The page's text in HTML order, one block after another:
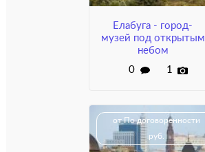
Елабуга - город-
музей под открытым
небом
0
1
от По договоренности
руб.